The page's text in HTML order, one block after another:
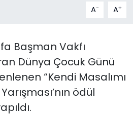
A- A+
Başman Vakfı
Dünya Çocuk Günü
“Kendi Masalımı
ödül